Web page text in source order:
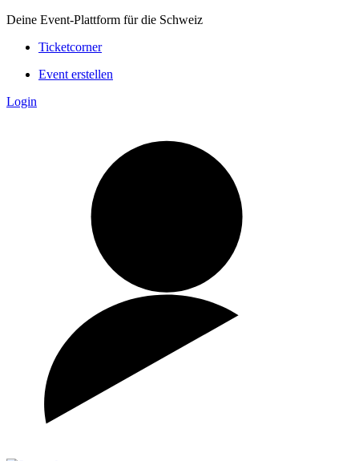
Deine Event-Plattform für die Schweiz
Ticketcorner
Event erstellen
Login